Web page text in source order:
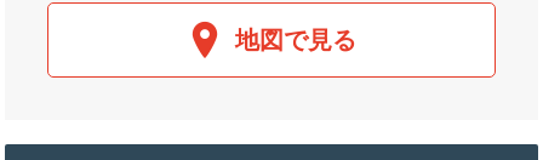
地図で見る